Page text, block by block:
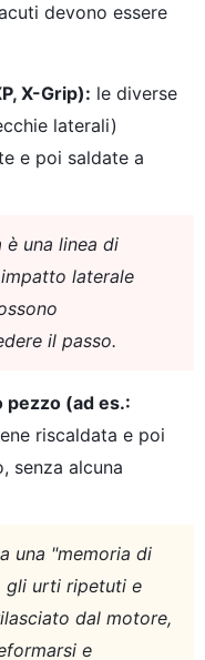
devono essere
X-Grip): le diverse
laterali)
e poi saldate a
è una linea di
laterale
il passo.
pezzo (ad es.:
riscaldata e poi
senza alcuna
una "memoria di
gli urti ripetuti e
dal motore,
e